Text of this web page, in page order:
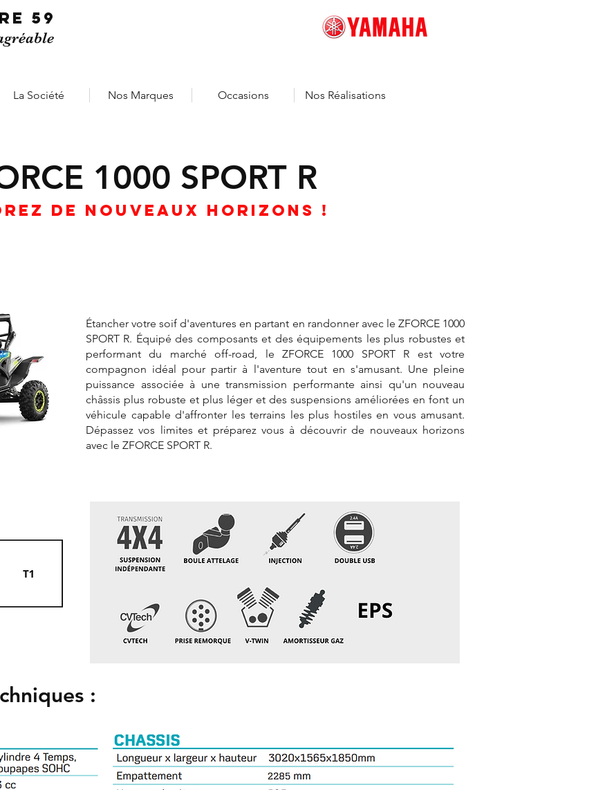
59
La Société Nos Marques Occasions Nos Réalisations
1000 SPORT R
de nouveaux horizons !
Étancher votre soif d'aventures en partant en randonner avec le ZFORCE 1000
SPORT R. Équipé des composants et des équipements les plus robustes et
performant du marché off-road, le ZFORCE 1000 SPORT R est votre
compagnon idéal pour partir à l'aventure tout en s'amusant. Une pleine
puissance associée à une transmission performante ainsi qu'un nouveau
châssis plus robuste et plus léger et des suspensions améliorées en font un
véhicule capable d'affronter les terrains les plus hostiles en vous amusant.
Dépassez vos limites et préparez vous à découvrir de nouveaux horizons
avec le ZFORCE SPORT R.
: